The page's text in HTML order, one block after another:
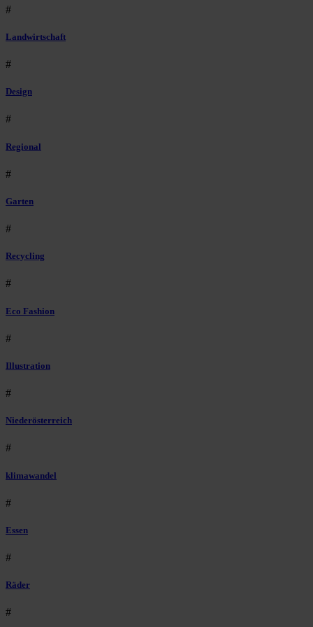
#
Landwirtschaft
#
Design
#
Regional
#
Garten
#
Recycling
#
Eco Fashion
#
Illustration
#
Niederösterreich
#
klimawandel
#
Essen
#
Räder
#